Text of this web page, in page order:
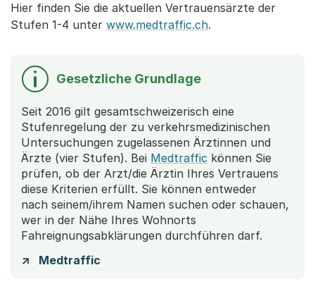
Hier finden Sie die aktuellen Vertrauensärzte der
Stufen 1-4 unter www.medtraffic.ch.
Gesetzliche Grundlage
Seit 2016 gilt gesamtschweizerisch eine
Stufenregelung der zu verkehrsmedizinischen
Untersuchungen zugelassenen Ärztinnen und
Ärzte (vier Stufen). Bei Medtraffic können Sie
prüfen, ob der Arzt/die Ärztin Ihres Vertrauens
diese Kriterien erfüllt. Sie können entweder
nach seinem/ihrem Namen suchen oder schauen,
wer in der Nähe Ihres Wohnorts
Fahreignungsabklärungen durchführen darf.
Medtraffic